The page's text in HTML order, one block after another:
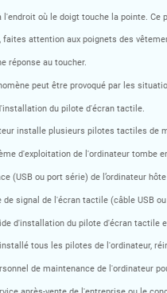
où le doigt touche la pointe. Ce
attention aux poignets des
réponse au toucher.
peut être provoqué par les
du pilote d'écran tactile.
installe plusieurs pilotes tactiles
d'exploitation de l'ordinateur tombe
(USB ou port série) de l’ordinateur
de signal de l'écran tactile (câble USB
d'installation du pilote d'écran tactile
tous les pilotes de l'ordinateur,
de maintenance de l'ordinateur